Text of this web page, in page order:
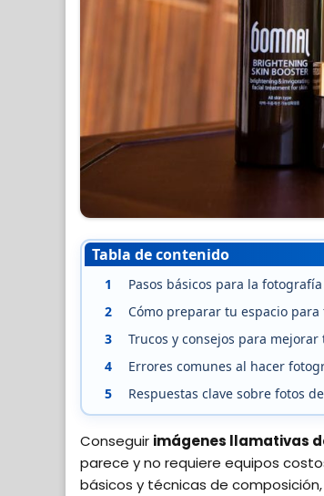
Tabla de contenido
1
Pasos básicos para la
2
Cómo preparar tu espacio
3
Trucos y consejos para
4
Errores comunes al hacer
5
Respuestas clave sobre fotos
Conseguir imágenes llamativas
parece y no requiere equipos
básicos y técnicas de